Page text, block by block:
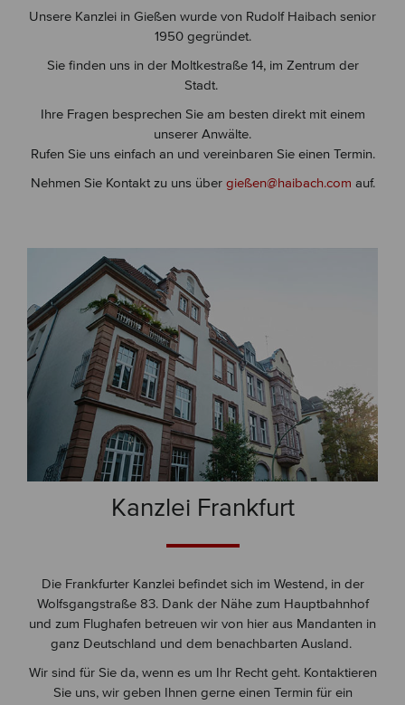
Unsere Kanzlei in Gießen wurde von Rudolf Haibach senior
1950 gegründet.
Sie finden uns in der Moltkestraße 14, im Zentrum der
Stadt.
Ihre Fragen besprechen Sie am besten direkt mit einem
unserer Anwälte.
Rufen Sie uns einfach an und vereinbaren Sie einen Termin.
Nehmen Sie Kontakt zu uns über gießen@haibach.com auf.
Kanzlei Frankfurt
Die Frankfurter Kanzlei befindet sich im Westend, in der
Wolfsgangstraße 83. Dank der Nähe zum Hauptbahnhof
und zum Flughafen betreuen wir von hier aus Mandanten in
ganz Deutschland und dem benachbarten Ausland.
Wir sind für Sie da, wenn es um Ihr Recht geht. Kontaktieren
Sie uns, wir geben Ihnen gerne einen Termin für ein